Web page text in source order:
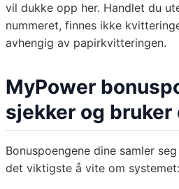
vil dukke opp her. Handlet du
nummeret, finnes ikke
avhengig av papirkvitteringen.
MyPower
sjekker og bruker
Bonuspoengene dine samler
det viktigste å vite om systemet: